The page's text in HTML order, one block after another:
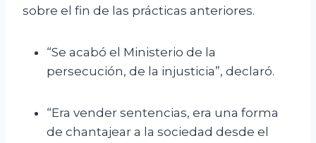
sobre el fin de las prácticas anteriores.
“Se acabó el Ministerio de la
persecución, de la injusticia”, declaró.
“Era vender sentencias, era una forma
de chantajear a la sociedad desde el